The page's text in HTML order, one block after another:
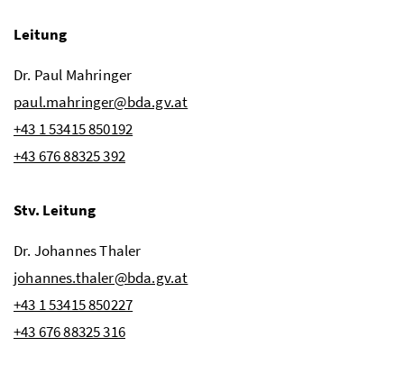
Leitung
Dr. Paul Mahringer
paul.mahringer@bda.gv.at
+43 1 53415 850192
+43 676 88325 392
Stv. Leitung
Dr. JohannesThaler
johannes.thaler@bda.gv.at
+43 1 53415 850227
+43 676 88325 316